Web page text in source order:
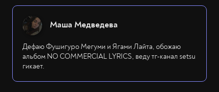
Маша Медведева
Дефаю Фушигуро Мегуми и Ягами Лайта, обожаю
альбом NO COMMERCIAL LYRICS, веду тг-канал setsu
гикает.